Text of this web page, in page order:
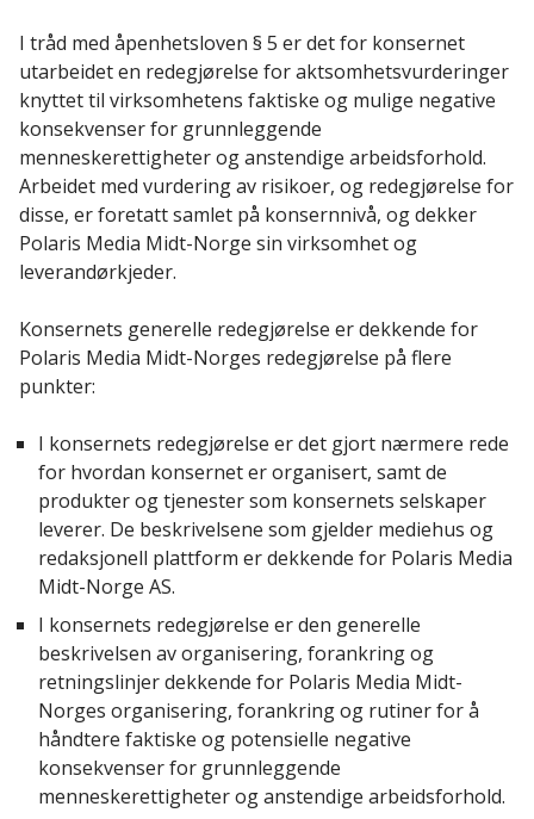
I tråd med åpenhetsloven § 5 er det for konsernet
utarbeidet en redegjørelse for aktsomhetsvurderinger
knyttet til virksomhetens faktiske og mulige negative
konsekvenser for grunnleggende
menneskerettigheter og anstendige arbeidsforhold.
Arbeidet med vurdering av risikoer, og redegjørelse for
disse, er foretatt samlet på konsernnivå, og dekker
Polaris Media Midt-Norge sin virksomhet og
leverandørkjeder.
Konsernets generelle redegjørelse er dekkende for
Polaris Media Midt-Norges redegjørelse på flere
punkter:
I konsernets redegjørelse er det gjort nærmere rede
for hvordan konsernet er organisert, samt de
produkter og tjenester som konsernets selskaper
leverer. De beskrivelsene som gjelder mediehus og
redaksjonell plattform er dekkende for Polaris Media
Midt-Norge AS.
I konsernets redegjørelse er den generelle
beskrivelsen av organisering, forankring og
retningslinjer dekkende for Polaris Media Midt-
Norges organisering, forankring og rutiner for å
håndtere faktiske og potensielle negative
konsekvenser for grunnleggende
menneskerettigheter og anstendige arbeidsforhold.